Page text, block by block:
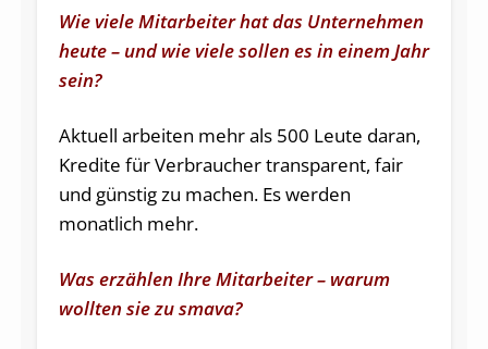
Wie viele Mitarbeiter hat das Unternehmen
heute – und wie viele sollen es in einem Jahr
sein?
Aktuell arbeiten mehr als 500 Leute daran,
Kredite für Verbraucher transparent, fair
und günstig zu machen. Es werden
monatlich mehr.
Was erzählen Ihre Mitarbeiter – warum
wollten sie zu smava?